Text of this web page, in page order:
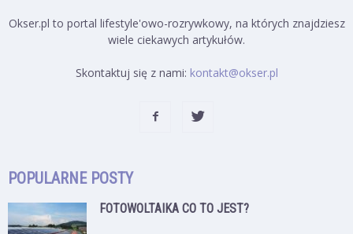
Okser.pl to portal lifestyle'owo-rozrywkowy, na których znajdziesz
wiele ciekawych artykułów.
Skontaktuj się z nami: kontakt@okser.pl
POPULARNE POSTY
FOTOWOLTAIKA CO TO JEST?